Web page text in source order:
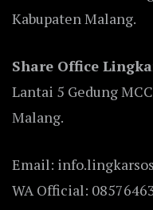
Kabupaten Malang.
Share Office
Lantai 5 Gedung
Malang.
Email:
WA Official: